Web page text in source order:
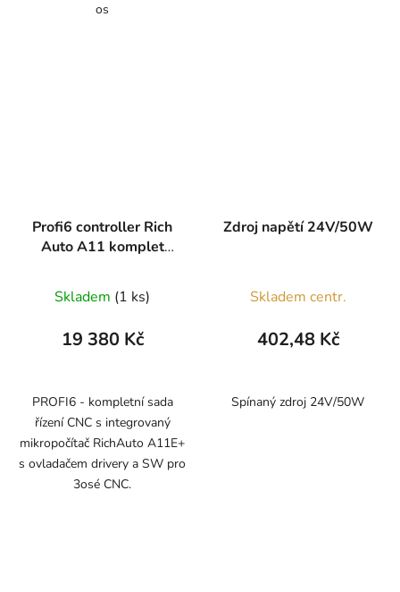
os
Profi6 controller Rich
Auto A11 komplet
Skladem (1 ks)
19 380 Kč
PROFI6 - kompletní sada
řízení CNC s integrovaný
mikropočítač RichAuto A11E+
s ovladačem drivery a SW pro
3osé CNC.
Zdroj napětí 24V/50W
Skladem centr.
402,48 Kč
Spínaný zdroj 24V/50W